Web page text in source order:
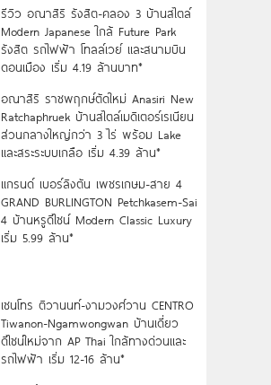
รีวิว อณาสิริ รังสิต-คลอง 3 บ้านสไตล์
Modern Japanese ใกล้ Future Park
รังสิต รถไฟฟ้า โทลล์เวย์ และสนามบิน
ดอนเมือง เริ่ม 4.19 ล้านบาท*
อณาสิริ ราชพฤกษ์ตัดใหม่ Anasiri New
Ratchaphruek บ้านสไตล์เมดิเตอร์เรเนียน
ส่วนกลางใหญ่กว่า 3 ไร่ พร้อม Lake
และสระระบบเกลือ เริ่ม 4.39 ล้าน*
แกรนด์ เบอร์ลิงตัน เพชรเกษม-สาย 4
GRAND BURLINGTON Petchkasem-Sai
4 บ้านหรูดีไซน์ Modern Classic Luxury
เริ่ม 5.99 ล้าน*
เซนโทร ติวานนท์-งามวงศ์วาน CENTRO
Tiwanon-Ngamwongwan บ้านเดี่ยว
ดีไซน์ใหม่จาก AP Thai ใกล้ทางด่วนและ
รถไฟฟ้า เริ่ม 12-16 ล้าน*